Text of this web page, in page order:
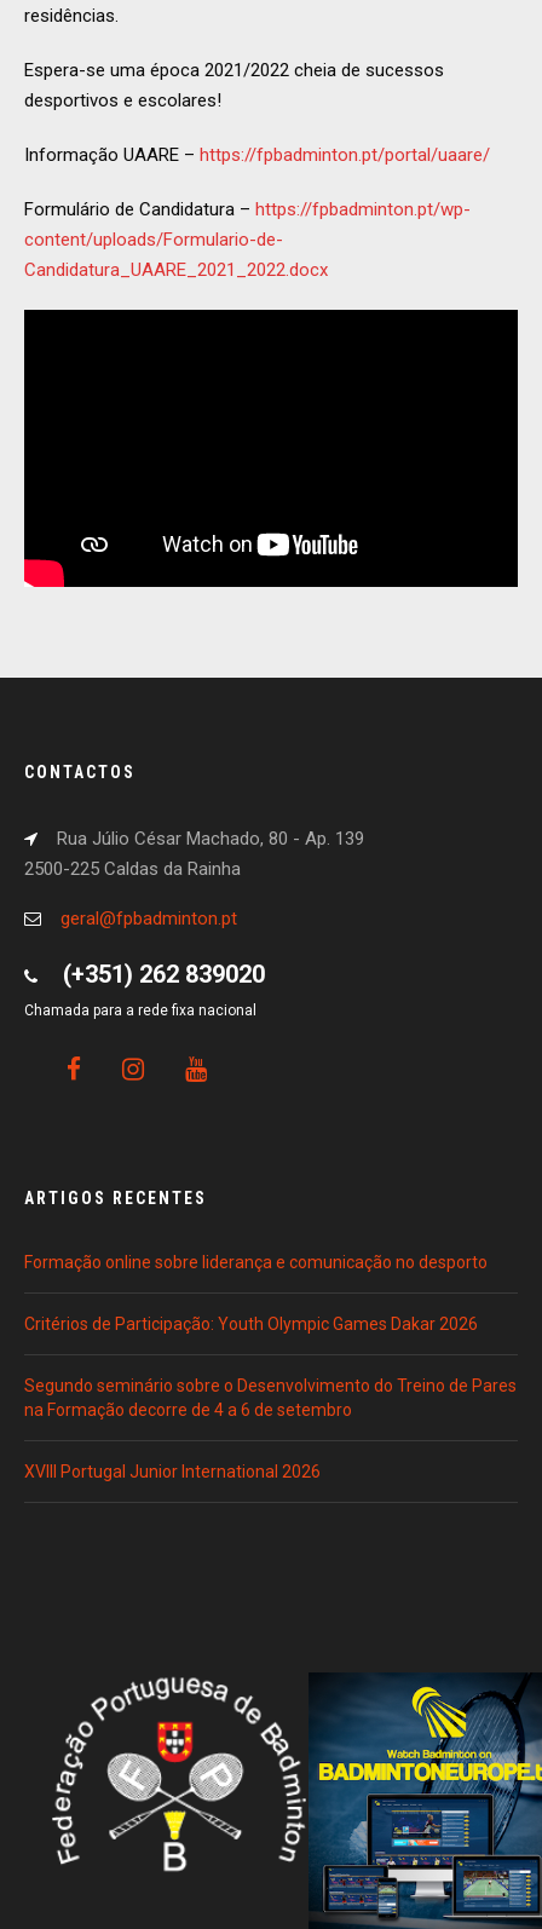
residências.
Espera-se uma época 2021/2022 cheia de sucessos
desportivos e escolares!
Informação UAARE – https://fpbadminton.pt/portal/uaare/
Formulário de Candidatura – https://fpbadminton.pt/wp-
content/uploads/Formulario-de-
Candidatura_UAARE_2021_2022.docx
CONTACTOS
Rua Júlio César Machado, 80 - Ap. 139
2500-225 Caldas da Rainha
geral@fpbadminton.pt
(+351) 262 839020
Chamada para a rede fixa nacional
ARTIGOS RECENTES
Formação online sobre liderança e comunicação no desporto
Critérios de Participação: Youth Olympic Games Dakar 2026
Segundo seminário sobre o Desenvolvimento do Treino de Pares
na Formação decorre de 4 a 6 de setembro
XVIII Portugal Junior International 2026